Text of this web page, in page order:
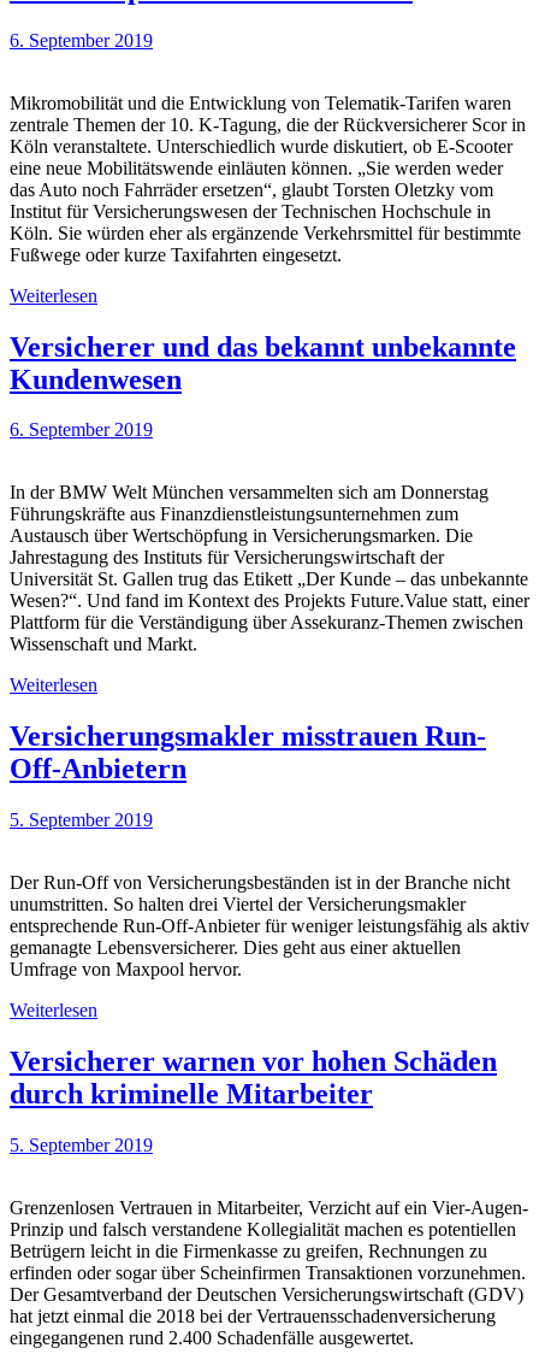
6. September 2019
Mikromobilität und die Entwicklung von Telematik-Tarifen waren
zentrale Themen der 10. K-Tagung, die der Rückversicherer Scor in
Köln veranstaltete. Unterschiedlich wurde diskutiert, ob E-Scooter
eine neue Mobilitätswende einläuten können. „Sie werden weder
das Auto noch Fahrräder ersetzen“, glaubt Torsten Oletzky vom
Institut für Versicherungswesen der Technischen Hochschule in
Köln. Sie würden eher als ergänzende Verkehrsmittel für bestimmte
Fußwege oder kurze Taxifahrten eingesetzt.
Weiterlesen
Versicherer und das bekannt unbekannte
Kundenwesen
6. September 2019
In der BMW Welt München versammelten sich am Donnerstag
Führungskräfte aus Finanzdienstleistungsunternehmen zum
Austausch über Wertschöpfung in Versicherungsmarken. Die
Jahrestagung des Instituts für Versicherungswirtschaft der
Universität St. Gallen trug das Etikett „Der Kunde – das unbekannte
Wesen?“. Und fand im Kontext des Projekts Future.Value statt, einer
Plattform für die Verständigung über Assekuranz-Themen zwischen
Wissenschaft und Markt.
Weiterlesen
Versicherungsmakler misstrauen Run-
Off-Anbietern
5. September 2019
Der Run-Off von Versicherungsbeständen ist in der Branche nicht
unumstritten. So halten drei Viertel der Versicherungsmakler
entsprechende Run-Off-Anbieter für weniger leistungsfähig als aktiv
gemanagte Lebensversicherer. Dies geht aus einer aktuellen
Umfrage von Maxpool hervor.
Weiterlesen
Versicherer warnen vor hohen Schäden
durch kriminelle Mitarbeiter
5. September 2019
Grenzenlosen Vertrauen in Mitarbeiter, Verzicht auf ein Vier-Augen-
Prinzip und falsch verstandene Kollegialität machen es potentiellen
Betrügern leicht in die Firmenkasse zu greifen, Rechnungen zu
erfinden oder sogar über Scheinfirmen Transaktionen vorzunehmen.
Der Gesamtverband der Deutschen Versicherungswirtschaft (GDV)
hat jetzt einmal die 2018 bei der Vertrauensschadenversicherung
eingegangenen rund 2.400 Schadenfälle ausgewertet.